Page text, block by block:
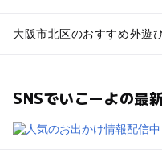
大阪市北区のおすすめ外遊
SNSでいこーよの最